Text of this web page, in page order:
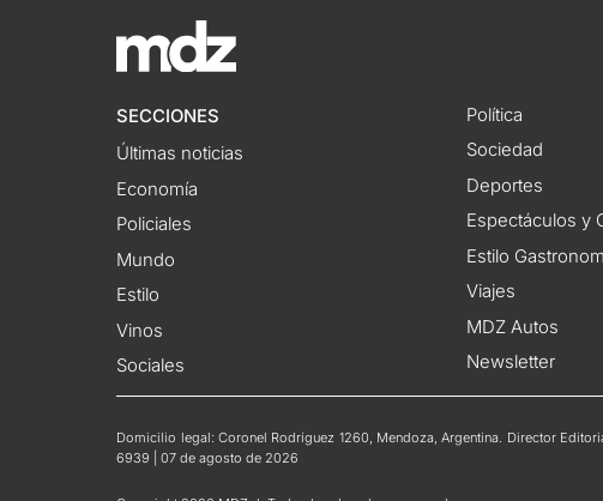
SECCIONES
Últimas noticias
Economía
Policiales
Mundo
Estilo
Vinos
Sociales
Política
Sociedad
Deportes
Espectáculos y
Estilo
Viajes
MDZ Autos
Newsletter
Domicilio legal: Coronel Rodríguez 1260, Mendoza, Argentina. Director
6939 | 07 de agosto de 2026